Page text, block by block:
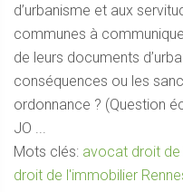
d’urbanisme et aux
communes à
de leurs documents
conséquences ou les
ordonnance ? (Question
JO ...
Mots clés: avocat droit de
droit de l'immobilier